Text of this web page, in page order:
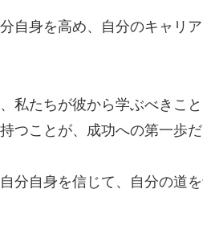
自身を高め、自分のキャリ
私たちが彼から学ぶべきこ
つことが、成功への第一歩だ
分自身を信じて、自分の道